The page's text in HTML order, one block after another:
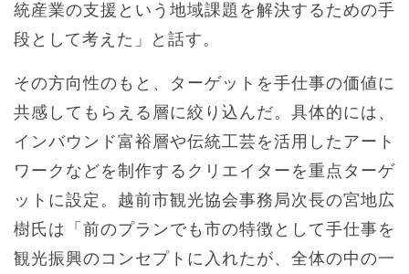
統産業の支援という地域課題を解決するための手
段として考えた」と話す。
その方向性のもと、ターゲットを手仕事の価値に
共感してもらえる層に絞り込んだ。具体的には、
インバウンド富裕層や伝統工芸を活用したアート
ワークなどを制作するクリエイターを重点ターゲ
ットに設定。越前市観光協会事務局次長の宮地広
樹氏は「前のプランでも市の特徴として手仕事を
観光振興のコンセプトに入れたが、全体の中の一